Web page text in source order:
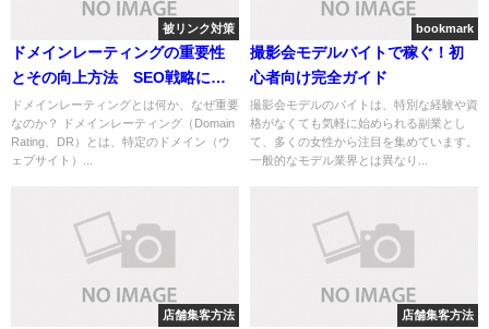
被リンク対策
ドメインレーティングの重要性
とその向上方法 SEO戦略に活
かすためのガイド
ドメインレーティングとは何か、なぜ重要
なのか？ ドメインレーティング（Domain
Rating、DR）とは、特定のドメイン（ウ
ェブサイト）...
bookmark
撮影会モデルバイトで稼ぐ！初
心者向け完全ガイド
撮影会モデルのバイトは、特別な経験や資
格がなくても気軽に始められる副業とし
て、多くの女性から注目を集めています。
一般的なモデル業界とは異なり...
店舗集客方法 店舗集客方法